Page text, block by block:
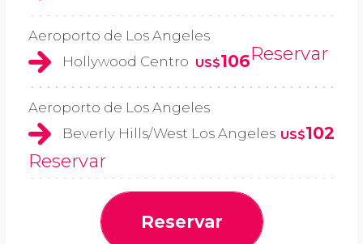
Aeroporto de Los Angeles
Hollywood Centro US$106Reservar
Aeroporto de Los Angeles
Beverly Hills/West Los Angeles US$102
Reservar
Reservar